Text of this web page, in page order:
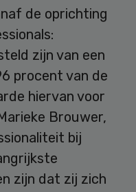
de oprichting
zijn van een
procent van de
hiervan voor
Brouwer,
bij
zijn dat zij zich